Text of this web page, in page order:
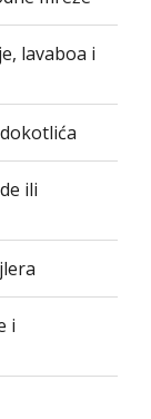
lavaboa i
ili
i